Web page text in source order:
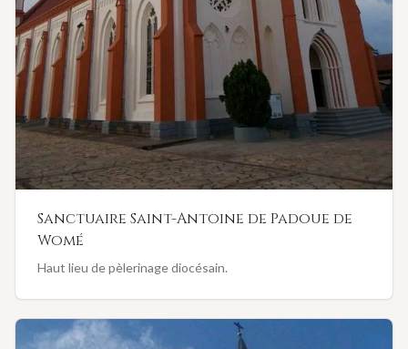
Sanctuaire Saint-Antoine de Padoue de
Womé
Haut lieu de pèlerinage diocésain.